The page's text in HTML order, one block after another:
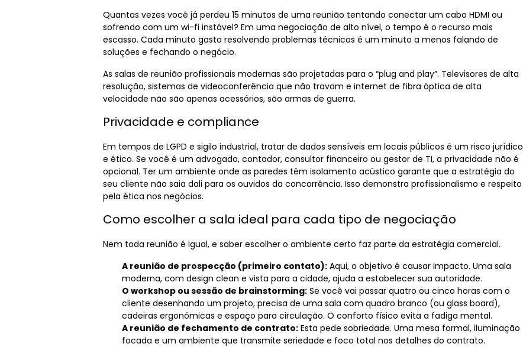
Quantas vezes você já perdeu 15 minutos de uma reunião tentando conectar um cabo HDMI ou
sofrendo com um wi-fi instável? Em uma negociação de alto nível, o tempo é o recurso mais
escasso. Cada minuto gasto resolvendo problemas técnicos é um minuto a menos falando de
soluções e fechando o negócio.
As salas de reunião profissionais modernas são projetadas para o “plug and play”. Televisores de alta
resolução, sistemas de videoconferência que não travam e internet de fibra óptica de alta
velocidade não são apenas acessórios, são armas de guerra.
Privacidade e compliance
Em tempos de LGPD e sigilo industrial, tratar de dados sensíveis em locais públicos é um risco jurídico
e ético. Se você é um advogado, contador, consultor financeiro ou gestor de TI, a privacidade não é
opcional. Ter um ambiente onde as paredes têm isolamento acústico garante que a estratégia do
seu cliente não saia dali para os ouvidos da concorrência. Isso demonstra profissionalismo e respeito
pela ética nos negócios.
Como escolher a sala ideal para cada tipo de negociação
Nem toda reunião é igual, e saber escolher o ambiente certo faz parte da estratégia comercial.
A reunião de prospecção (primeiro contato): Aqui, o objetivo é causar impacto. Uma sala
moderna, com design clean e vista para a cidade, ajuda a estabelecer sua autoridade.
O workshop ou sessão de brainstorming: Se você vai passar quatro ou cinco horas com o
cliente desenhando um projeto, precisa de uma sala com quadro branco (ou glass board),
cadeiras ergonômicas e espaço para circulação. O conforto físico evita a fadiga mental.
A reunião de fechamento de contrato: Esta pede sobriedade. Uma mesa formal, iluminação
focada e um ambiente que transmite seriedade e foco total nos detalhes do contrato.